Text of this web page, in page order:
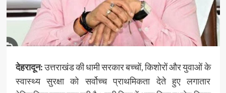
देहरादून:उत्तराखंड की धामी सरकार बच्चों, किशोरों और युवाओं के
स्वास्थ्य सुरक्षा को सर्वोच्च प्राथमिकता देते हुए लगातार